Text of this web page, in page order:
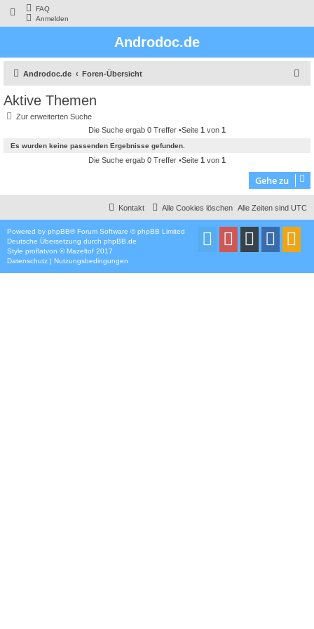
FAQ
Anmelden
Androdoc.de
Androdoc.de Foren-Übersicht
Aktive Themen
Zur erweiterten Suche
Die Suche ergab 0 Treffer •Seite 1 von 1
Es wurden keine passenden Ergebnisse gefunden.
Die Suche ergab 0 Treffer •Seite 1 von 1
Gehe zu
Alle Zeiten sind UTC
Alle Cookies löschen
Kontakt
Powered by phpBB® Forum Software © phpBB Limited
Deutsche Übersetzung durch phpBB.de
Style proflatvon ©Mazeltof 2017
Datenschutz | Nutzungsbedingungen